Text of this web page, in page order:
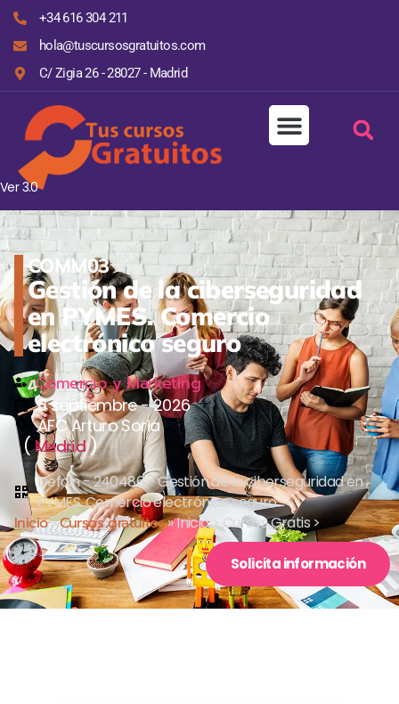
+34 616 304 211
hola@tuscursosgratuitos.com
C/ Zigia 26 - 28027 - Madrid
Ver 3.0
COMM03
Gestión de la ciberseguridad
en PYMES. Comercio
electrónico seguro
Comercio y Marketing
8 septiembre - 2026
AFC Arturo Soria
(Madrid)
Defoin - 240486 - Gestión de la ciberseguridad en
PYMES. Comercio electrónico seguro
Inicio»Cursos gratuitos»Inicio > Cursos Gratis >
Solicita información